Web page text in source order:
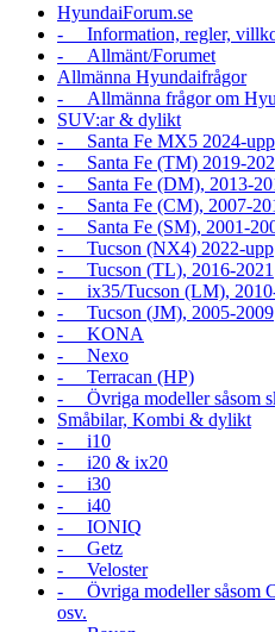
HyundaiForum.se
- Information, regler,
- Allmänt/Forumet
Allmänna Hyundaifrågor
- Allmänna frågor om
SUV:ar & dylikt
- Santa Fe MX5 2024-upp
- Santa Fe (TM) 2019-
- Santa Fe (DM), 2013-
- Santa Fe (CM), 2007-
- Santa Fe (SM), 2001-
- Tucson (NX4) 2022-upp
- Tucson (TL), 2016-2021
- ix35/Tucson (LM),
- Tucson (JM), 2005-2009
- KONA
- Nexo
- Terracan (HP)
- Övriga modeller såsom
Småbilar, Kombi & dylikt
- i10
- i20 & ix20
- i30
- i40
- IONIQ
- Getz
- Veloster
- Övriga modeller såsom
osv.